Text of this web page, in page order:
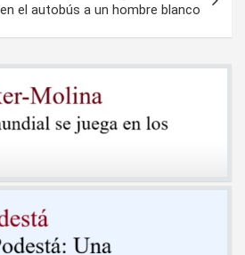
el autobús a un hombre blanco